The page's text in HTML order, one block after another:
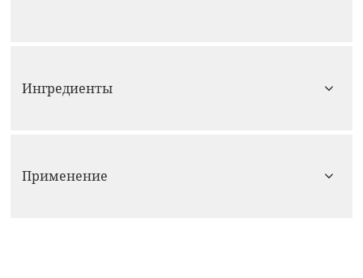
Ингредиенты
Применение